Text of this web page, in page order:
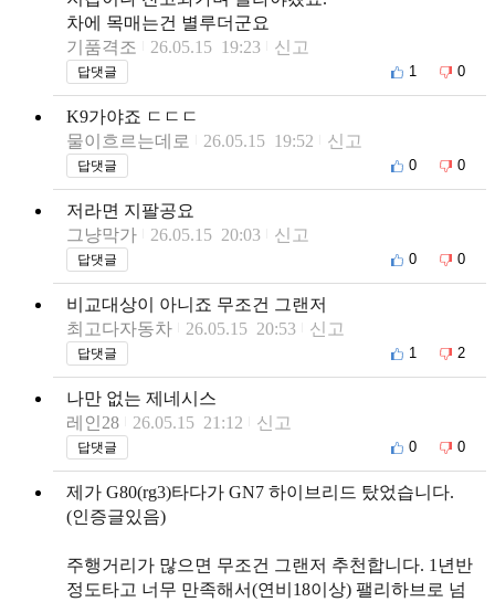
차에 목매는건 별루더군요
기품격조
26.05.15 19:23 신고
답댓글 1 0
K9가야죠 ㄷㄷㄷ
물이흐르는데로
26.05.15 19:52 신고
답댓글 0 0
저라면 지팔공요
그냥막가
26.05.15 20:03 신고
답댓글 0 0
비교대상이 아니죠 무조건 그랜저
최고다자동차
26.05.15 20:53 신고
답댓글 1 2
나만 없는 제네시스
레인28
26.05.15 21:12 신고
답댓글 0 0
제가 G80(rg3)타다가 GN7 하이브리드 탔었습니다.
(인증글있음)
주행거리가 많으면 무조건 그랜저 추천합니다. 1년반
정도타고 너무 만족해서(연비18이상) 팰리하브로 넘